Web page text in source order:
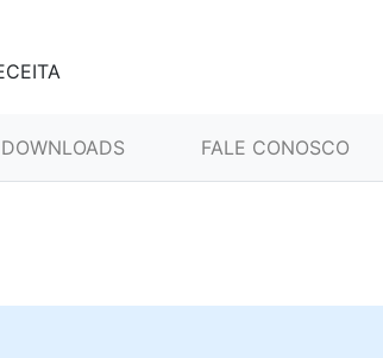
DOWNLOADS FALE CONOSCO